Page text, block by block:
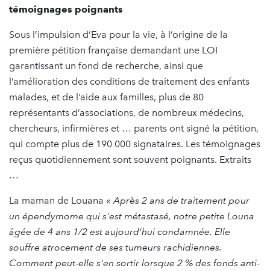
témoignages poignants
Sous l’impulsion d’Eva pour la vie, à l’origine de la
première pétition française demandant une LOI
garantissant un fond de recherche, ainsi que
l’amélioration des conditions de traitement des enfants
malades, et de l’aide aux familles, plus de 80
représentants d’associations, de nombreux médecins,
chercheurs, infirmières et … parents ont signé la pétition,
qui compte plus de 190 000 signataires. Les témoignages
reçus quotidiennement sont souvent poignants. Extraits
…
La maman de Louana « Après 2 ans de traitement pour
un épendymome qui s'est métastasé, notre petite Louna
âgée de 4 ans 1/2 est aujourd'hui condamnée. Elle
souffre atrocement de ses tumeurs rachidiennes.
Comment peut-elle s'en sortir lorsque 2 % des fonds anti-